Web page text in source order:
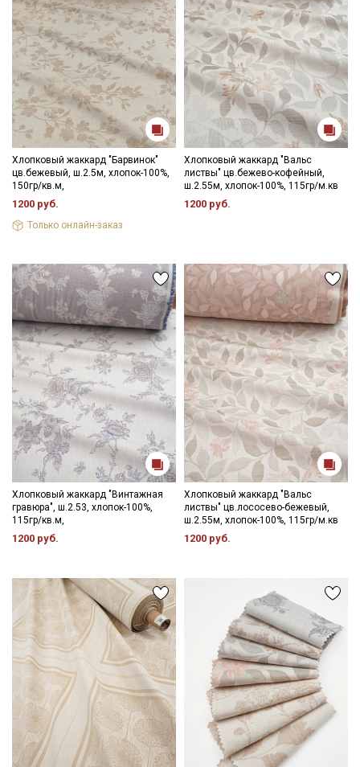
Хлопковый жаккард "Барвинок"
цв.бежевый, ш.2.5м, хлопок-100%,
150гр/кв.м,
1200 руб.
Только онлайн-заказ
Хлопковый жаккард "Вальс
листвы" цв.бежево-кофейный,
ш.2.55м, хлопок-100%, 115гр/м.кв
1200 руб.
Хлопковый жаккард "Винтажная
гравюра", ш.2.53, хлопок-100%,
115гр/кв.м,
1200 руб.
Хлопковый жаккард "Вальс
листвы" цв.лососево-бежевый,
ш.2.55м, хлопок-100%, 115гр/м.кв
1200 руб.
Секретная рассылка от Купава
Мы публикуем здесь дополнительные